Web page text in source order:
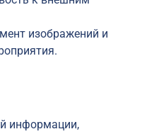
изображений и
информации,